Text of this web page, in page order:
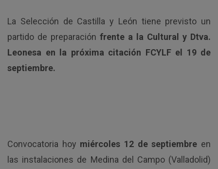
La Selección de Castilla y León tiene previsto un
partido de preparación frente a la Cultural y Dtva.
Leonesa en la próxima citación FCYLF el 19 de
septiembre.
Convocatoria hoy miércoles 12 de septiembre en
las instalaciones de Medina del Campo (Valladolid)